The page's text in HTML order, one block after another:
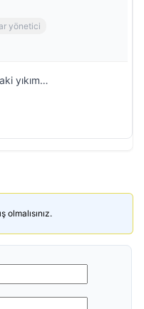
yönetici
yıkım…
olmalısınız.